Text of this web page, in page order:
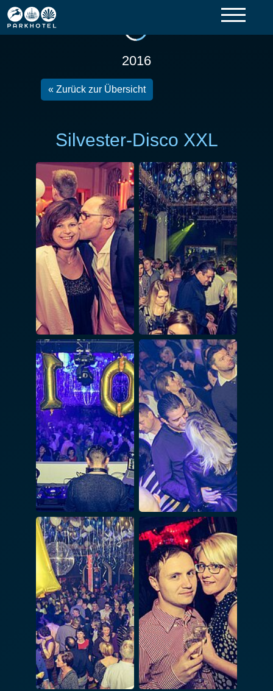
2016
« Zurück zur Übersicht
Silvester-Disco XXL